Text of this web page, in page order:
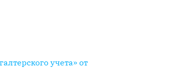
учета» от